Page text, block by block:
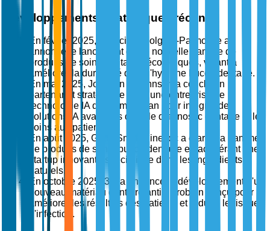
Développements stratégiques récents
En février 2025, la société Colgate-Palmolive a
annoncé le lancement d'une nouvelle gamme de
produits de soins dentaires écologiques, visant à
améliorer la durabilité dans l'hygiène bucco-dentaire.
En mai 2025, Johnson & Johnson a conclu un
partenariat stratégique avec une entreprise de
technologie IA de premier plan pour intégrer des
solutions IA avancées dans le diagnostic dentaire et les
soins aux patients.
En août 2025, GlaxoSmithKline plc a élargi sa gamme
de produits de santé bucco-dentaire en acquérant une
startup innovante spécialisée dans les ingrédients
naturels.
En octobre 2025, 3M a annoncé le développement d'un
nouveau matériau dentaire antimicrobien conçu pour
améliorer les résultats des patients et réduire le risque
d'infection.